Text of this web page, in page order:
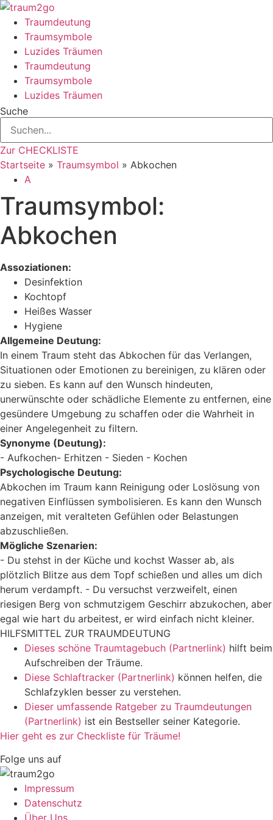
Zum
Inhalt
springen
Traumdeutung
Traumsymbole
Luzides Träumen
Traumdeutung
Traumsymbole
Luzides Träumen
Suche
Zur CHECKLISTE
Startseite » Traumsymbol » Abkochen
A
Traumsymbol:
Abkochen
Assoziationen:
Desinfektion
Kochtopf
Heißes Wasser
Hygiene
Allgemeine Deutung:
In einem Traum steht das Abkochen für das Verlangen,
Situationen oder Emotionen zu bereinigen, zu klären oder
zu sieben. Es kann auf den Wunsch hindeuten,
unerwünschte oder schädliche Elemente zu entfernen, eine
gesündere Umgebung zu schaffen oder die Wahrheit in
einer Angelegenheit zu filtern.
Synonyme (Deutung):
- Aufkochen- Erhitzen - Sieden - Kochen
Psychologische Deutung:
Abkochen im Traum kann Reinigung oder Loslösung von
negativen Einflüssen symbolisieren. Es kann den Wunsch
anzeigen, mit veralteten Gefühlen oder Belastungen
abzuschließen.
Mögliche Szenarien:
- Du stehst in der Küche und kochst Wasser ab, als
plötzlich Blitze aus dem Topf schießen und alles um dich
herum verdampft. - Du versuchst verzweifelt, einen
riesigen Berg von schmutzigem Geschirr abzukochen, aber
egal wie hart du arbeitest, er wird einfach nicht kleiner.
HILFSMITTEL ZUR TRAUMDEUTUNG
Dieses schöne Traumtagebuch (Partnerlink) hilft beim
Aufschreiben der Träume.
Diese Schlaftracker (Partnerlink) können helfen, die
Schlafzyklen besser zu verstehen.
Dieser umfassende Ratgeber zu Traumdeutungen
(Partnerlink) ist ein Bestseller seiner Kategorie.
Hier geht es zur Checkliste für Träume!
Folge uns auf
Impressum
Datenschutz